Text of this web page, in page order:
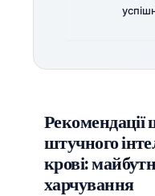
Рекомендації
штучного
крові:
харчування